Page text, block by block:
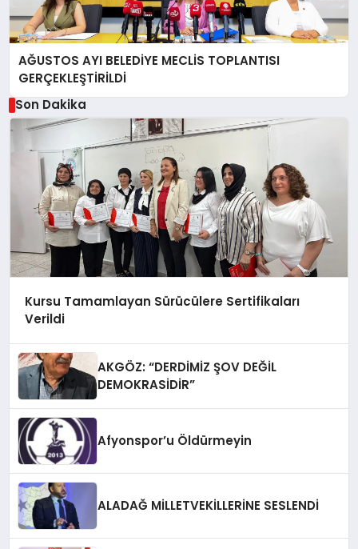
AĞUSTOS AYI BELEDİYE MECLİS TOPLANTISI
GERÇEKLEŞTİRİLDİ
Son Dakika
Kursu Tamamlayan Sürücülere Sertifikaları
Verildi
AKGÖZ: “DERDİMİZ ŞOV DEĞİL
DEMOKRASİDİR”
Afyonspor’u Öldürmeyin
ALADAĞ MİLLETVEKİLLERİNE SESLENDİ